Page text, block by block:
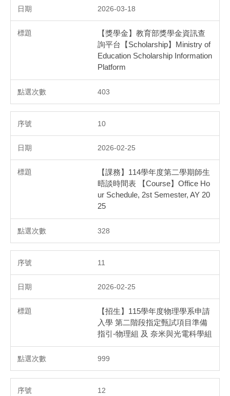
2026-03-18
【獎學金】教育部獎學金資訊查
詢平台【Scholarship】Ministry of
Education Scholarship Information
Platform
403
10
2026-02-25
【課務】114學年度第二學期師生
晤談時間表 【Course】Office Ho
ur Schedule, 2st Semester, AY 20
25
328
11
2026-02-25
【招生】115學年度物理學系申請
入學 第二階段指定甄試項目準備
指引-物理組 及 奈米與光電科學組
999
12